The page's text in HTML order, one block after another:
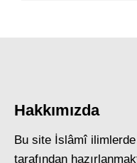
Hakkımızda
Bu site İslâmî
tarafından